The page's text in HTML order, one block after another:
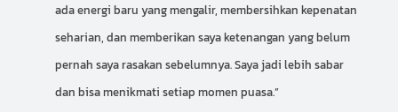
ada energi baru yang mengalir, membersihkan kepenatan
seharian, dan memberikan saya ketenangan yang belum
pernah saya rasakan sebelumnya. Saya jadi lebih sabar
dan bisa menikmati setiap momen puasa.”